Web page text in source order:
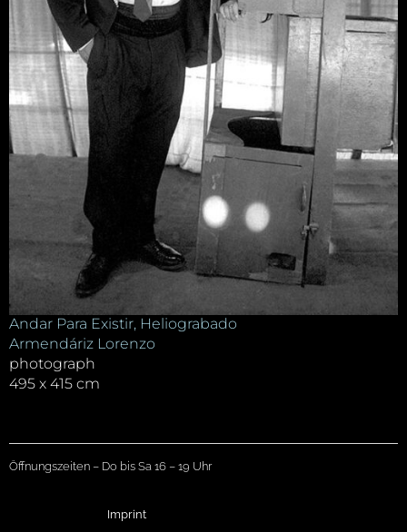
Andar Para Existir, Heliograbado
Armendáriz Lorenzo
photograph
495 x 415 cm
Öffnungszeiten – Do bis Sa 16 – 19 Uhr
Imprint